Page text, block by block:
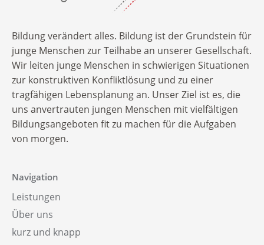
Bildung verändert alles. Bildung ist der Grundstein für
junge Menschen zur Teilhabe an unserer Gesellschaft.
Wir leiten junge Menschen in schwierigen Situationen
zur konstruktiven Konfliktlösung und zu einer
tragfähigen Lebensplanung an. Unser Ziel ist es, die
uns anvertrauten jungen Menschen mit vielfältigen
Bildungsangeboten fit zu machen für die Aufgaben
von morgen.
Navigation
Leistungen
Über uns
kurz und knapp